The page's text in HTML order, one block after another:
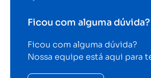
Ficou com alguma dúvida?
Ficou com alguma dúvida?
Nossa equipe está aqui para